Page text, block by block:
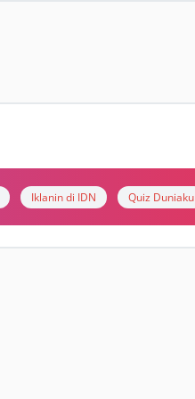
Iklanin di IDN Quiz Duniaku